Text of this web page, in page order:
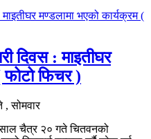
दिवस : माइतीघर
फोटो फिचर )
सोमवार
चैत्र २० गते चितवनको